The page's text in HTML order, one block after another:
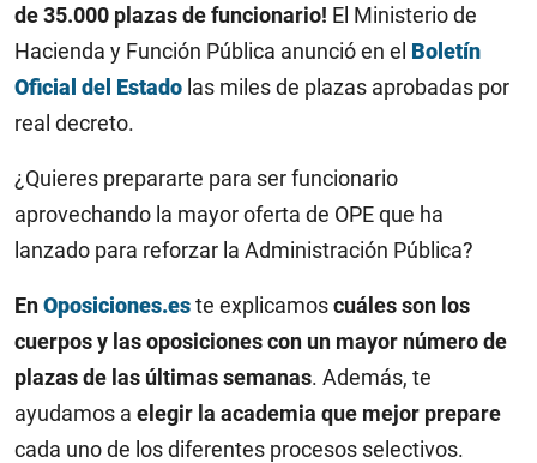
de 35.000 plazas de funcionario! El Ministerio de
Hacienda y Función Pública anunció en el Boletín
Oficial del Estado las miles de plazas aprobadas por
real decreto.
¿Quieres prepararte para ser funcionario
aprovechando la mayor oferta de OPE que ha
lanzado para reforzar la Administración Pública?
EnOposiciones.este explicamoscuáles son los
cuerpos y las oposiciones con un mayor número de
plazas de las últimas semanas. Además, te
ayudamos a elegir la academia que mejor prepare
cada uno de los diferentes procesos selectivos.